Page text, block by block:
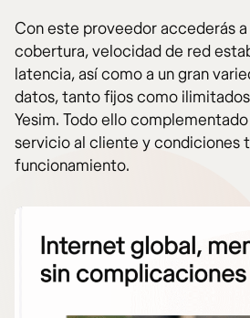
Con este proveedor accederás a
cobertura, velocidad de red
latencia, así como a un gran
datos, tanto fijos como
Yesim. Todo ello
servicio al cliente y condiciones
funcionamiento.